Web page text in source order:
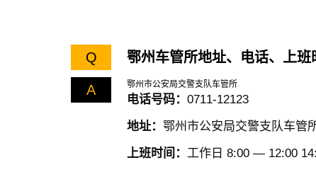
Q 鄂州车管所地址、电话、上班
A 鄂州市公安局交警支队车管所
电话号码： 0711-12123
地址： 鄂州市公安局交警支队车管
上班时间： 工作日 8:00 — 12:00